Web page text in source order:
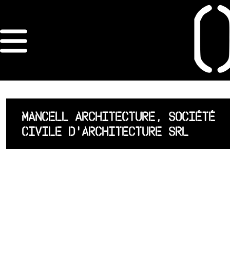
ORDRE DES
ARCHITECTES
ACCUEIL
LISTE DES
MANCELL ARCHITECTURE, SOCIÉTÉ
CIVILE D'ARCHITECTURE SRL